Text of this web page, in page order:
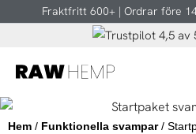
Fraktfritt 600+ | Ordrar före
Hem / Funktionella svampar/